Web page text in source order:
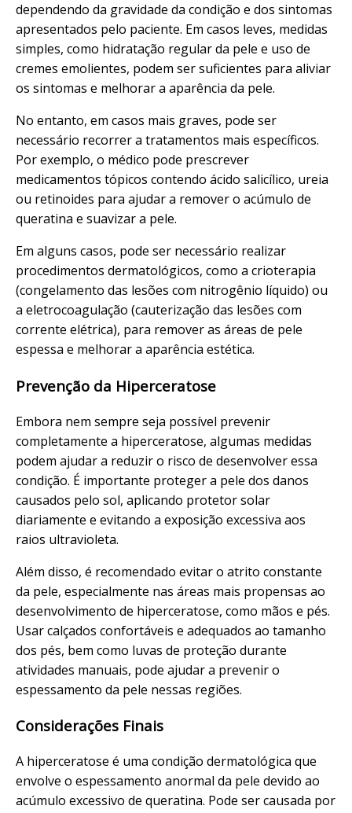
dependendo da gravidade da condição e dos sintomas
apresentados pelo paciente. Em casos leves, medidas
simples, como hidratação regular da pele e uso de
cremes emolientes, podem ser suficientes para aliviar
os sintomas e melhorar a aparência da pele.
No entanto, em casos mais graves, pode ser
necessário recorrer a tratamentos mais específicos.
Por exemplo, o médico pode prescrever
medicamentos tópicos contendo ácido salicílico, ureia
ou retinoides para ajudar a remover o acúmulo de
queratina e suavizar a pele.
Em alguns casos, pode ser necessário realizar
procedimentos dermatológicos, como a crioterapia
(congelamento das lesões com nitrogênio líquido) ou
a eletrocoagulação (cauterização das lesões com
corrente elétrica), para remover as áreas de pele
espessa e melhorar a aparência estética.
Prevenção da Hiperceratose
Embora nem sempre seja possível prevenir
completamente a hiperceratose, algumas medidas
podem ajudar a reduzir o risco de desenvolver essa
condição. É importante proteger a pele dos danos
causados pelo sol, aplicando protetor solar
diariamente e evitando a exposição excessiva aos
raios ultravioleta.
Além disso, é recomendado evitar o atrito constante
da pele, especialmente nas áreas mais propensas ao
desenvolvimento de hiperceratose, como mãos e pés.
Usar calçados confortáveis e adequados ao tamanho
dos pés, bem como luvas de proteção durante
atividades manuais, pode ajudar a prevenir o
espessamento da pele nessas regiões.
Considerações Finais
A hiperceratose é uma condição dermatológica que
envolve o espessamento anormal da pele devido ao
acúmulo excessivo de queratina. Pode ser causada por